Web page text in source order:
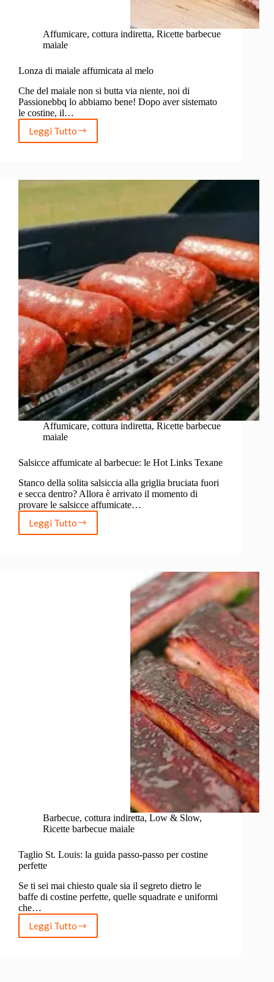
Affumicare, cottura indiretta, Ricette barbecue
maiale
Lonza di maiale affumicata al melo
Che del maiale non si butta via niente, noi di
Passionebbq lo abbiamo bene! Dopo aver sistemato
le costine, il…
Leggi Tutto
Lonza
di
al
Affumicare, cottura indiretta, Ricette barbecue
maiale
Salsicce affumicate al barbecue: le Hot Links Texane
Stanco della solita salsiccia alla griglia bruciata fuori
e secca dentro? Allora è arrivato il momento di
provare le salsicce affumicate…
Leggi Tutto
Salsicce
affumicate
Barbecue, cottura indiretta, Low & Slow,
Ricette barbecue maiale
Taglio St. Louis: la guida passo-passo per costine
perfette
Se ti sei mai chiesto quale sia il segreto dietro le
baffe di costine perfette, quelle squadrate e uniformi
che…
Leggi Tutto
Taglio
St.